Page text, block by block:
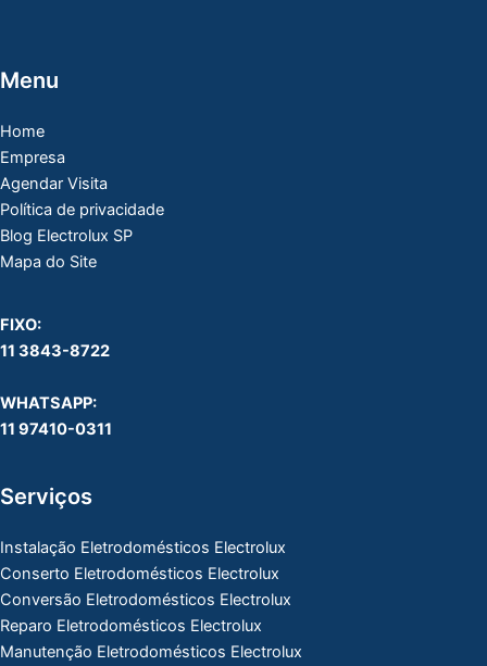
Menu
Home
Empresa
Agendar Visita
Política de privacidade
Blog Electrolux SP
Mapa do Site
FIXO:
11 3843-8722
WHATSAPP:
11 97410-0311
Serviços
Instalação Eletrodomésticos Electrolux
Conserto Eletrodomésticos Electrolux
Conversão Eletrodomésticos Electrolux
Reparo Eletrodomésticos Electrolux
Manutenção Eletrodomésticos Electrolux